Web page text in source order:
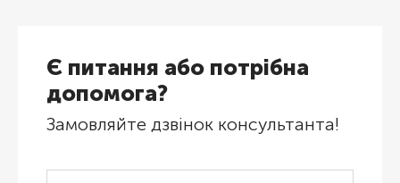
Є питання або потрібна
допомога?
Замовляйте дзвінок консультанта!